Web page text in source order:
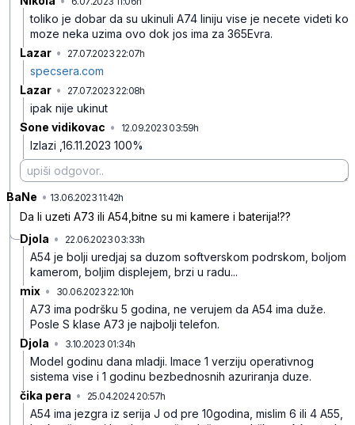
toliko je dobar da su ukinuli A74 liniju vise je necete videti ko
moze neka uzima ovo dok jos ima za 365Evra.
Lazar • 27.07.2023 22:07h
specsera.com
Lazar • 27.07.2023 22:08h
ipak nije ukinut
Sone vidikovac • 12.09.2023 03:59h
Izlazi ,16.11.2023 100%
BaNe • 13.06.2023 11:42h
Da li uzeti A73 ili A54,bitne su mi kamere i baterija!??
Djola • 22.06.2023 03:33h
A54 je bolji uredjaj sa duzom softverskom podrskom, boljom
kamerom, boljim displejem, brzi u radu...
mix • 30.06.2023 22:10h
A73 ima podršku 5 godina, ne verujem da A54 ima duže.
Posle S klase A73 je najbolji telefon.
Djola • 3.10.2023 01:34h
Model godinu dana mladji. Imace 1 verziju operativnog
sistema vise i 1 godinu bezbednosnih azuriranja duze.
čika pera • 25.04.2024 20:57h
A54 ima jezgra iz serija J od pre 10godina, mislim 6 ili 4 A55,